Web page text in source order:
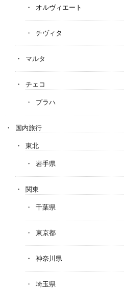
オルヴィエート
チヴィタ
マルタ
チェコ
プラハ
国内旅行
東北
岩手県
関東
千葉県
東京都
神奈川県
埼玉県